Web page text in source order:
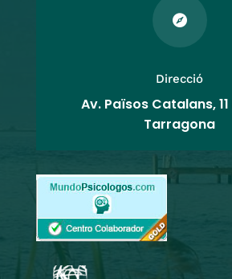

Direcció
Av. Països Catalans, 11
Tarragona